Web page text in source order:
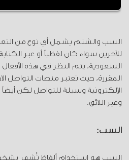
خطورة الجريمة.
السب والشتم يشمل أي نوع من
للآخرين سواء كان لفظياً أو عبر
السعودية، يتم النظر في هذه الأفعال
المقررة، حيث تعتبر منصات التواصل
الإلكترونية وسيلة للتواصل لكن
وغير اللائق.
السب:
السب هو استخدام ألفاظ تُشهر